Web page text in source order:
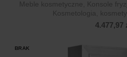
Meble kosmetyczne
Konsole
Kosmetologia,
4.477,97
BRAK